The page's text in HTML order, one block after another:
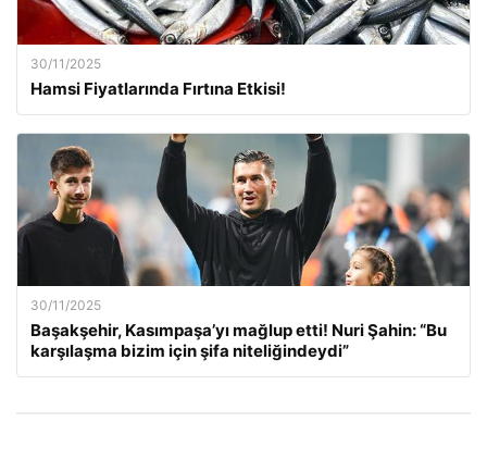
30/11/2025
Hamsi Fiyatlarında Fırtına Etkisi!
30/11/2025
Başakşehir, Kasımpaşa’yı mağlup etti! Nuri Şahin: “Bu
karşılaşma bizim için şifa niteliğindeydi”